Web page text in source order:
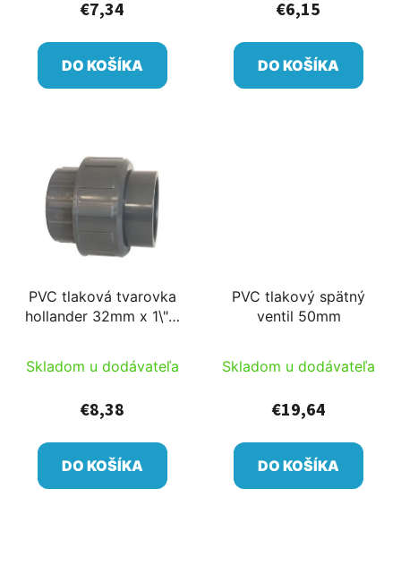
€7,34
DO KOŠÍKA
€6,15
DO KOŠÍKA
PVC tlaková tvarovka
hollander 32mm x 1\" s
Skladom u dodávateľa
€8,38
DO KOŠÍKA
PVC tlakový spätný
ventil 50mm
Skladom u dodávateľa
€19,64
DO KOŠÍKA